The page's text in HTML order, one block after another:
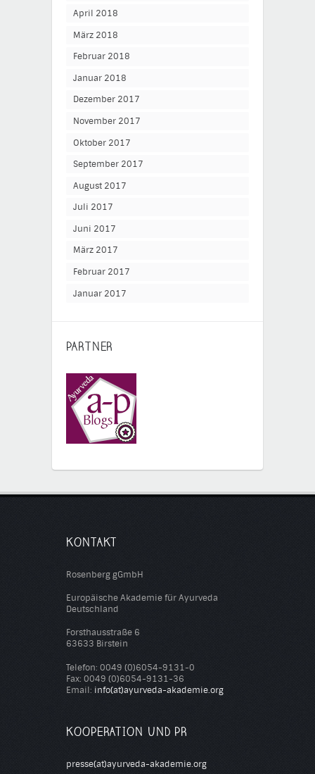
April 2018
März 2018
Februar 2018
Januar 2018
Dezember 2017
November 2017
Oktober 2017
September 2017
August 2017
Juli 2017
Juni 2017
März 2017
Februar 2017
Januar 2017
PARTNER
KONTAKT
Rosenberg gGmbH
Europäische Akademie für Ayurveda
Deutschland
Forsthausstraße 6
63633 Birstein
Telefon: 0049 (0)6054-9131-0
Fax: 0049 (0)6054-9131-36
Email: info(at)ayurveda-akademie.org
KOOPERATION UND PR
presse(at)ayurveda-akademie.org